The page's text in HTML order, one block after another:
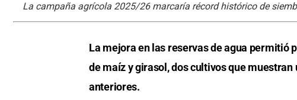
La campaña agrícola 2025/26 marcaría récord histórico de
La mejora en las reservas de agua permitió
de maíz y girasol, dos cultivos que
anteriores.